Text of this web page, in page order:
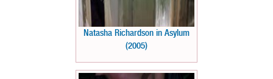
Natasha Richardson in Asylum
(2005)